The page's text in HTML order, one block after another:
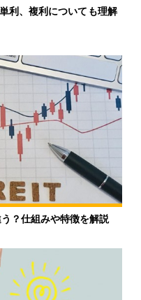
利、複利についても理解
？仕組みや特徴を解説